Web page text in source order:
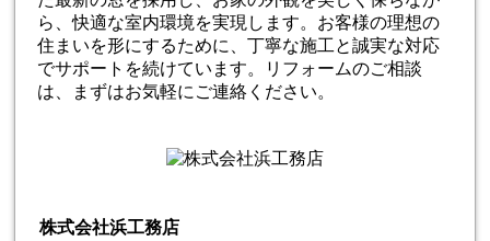
ら、快適な室内環境を実現します。お客様の理想の
住まいを形にするために、丁寧な施工と誠実な対応
でサポートを続けています。リフォームのご相談
は、まずはお気軽にご連絡ください。
株式会社浜工務店